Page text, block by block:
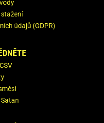
údajů (GDPR)